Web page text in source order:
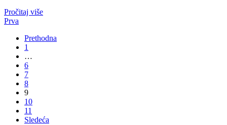
Pročitaj više
Prva
Prethodna
1
…
6
7
8
9
10
11
Sledeća